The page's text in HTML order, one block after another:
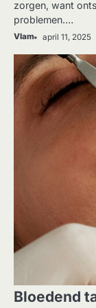
zorgen, want
problemen.…
Vlam april 11, 2025
GEZONDHEID
Bloedend